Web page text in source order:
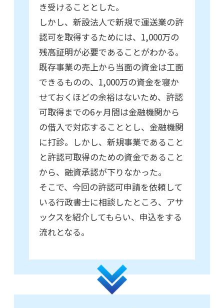
き受けることとした。
しかし、新設法人で新規で運送業の許
認可を取得するためには、1,000万の
残高証明が必要であることがわかる。
既存事業の売上から当面の資金は工面
できるものの、1,000万の資金を寝か
せておくほどの余裕はないため、許認
可取得までの6ヶ月間は金融機関から
の借入で対応することとし、金融機関
に打診。しかし、新規事業であること
と許認可取得のための資金であること
から、融資承認が下りなかった。
そこで、今回の許認可申請を依頼して
いる行政書士に相談したところ、アサ
ックスを紹介してもらい、申込をする
流れとなる。